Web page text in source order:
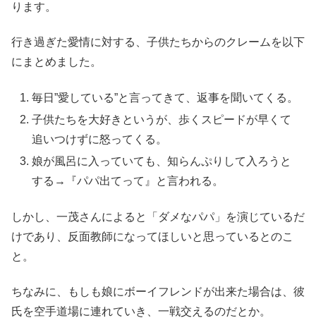
ります。
行き過ぎた愛情に対する、子供たちからのクレームを以下
にまとめました。
毎日”愛している”と言ってきて、返事を聞いてくる。
子供たちを大好きというが、歩くスピードが早くて
追いつけずに怒ってくる。
娘が風呂に入っていても、知らんぷりして入ろうと
する→『パパ出てって』と言われる。
しかし、一茂さんによると「ダメなパパ」を演じているだ
けであり、反面教師になってほしいと思っているとのこ
と。
ちなみに、もしも娘にボーイフレンドが出来た場合は、彼
氏を空手道場に連れていき、一戦交えるのだとか。